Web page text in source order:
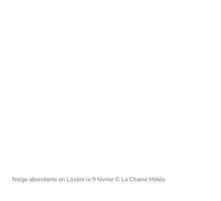
Neige abondante en Lozère le 9 février© La Chaine Météo